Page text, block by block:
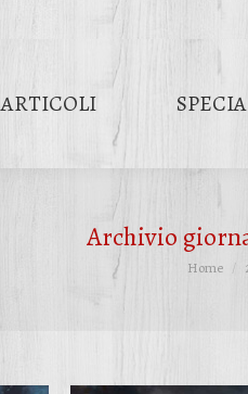
ARTICOLI
Archivio
Tu sei
Home